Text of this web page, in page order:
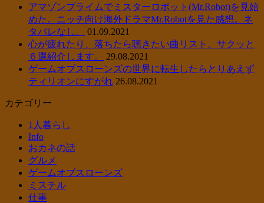
アマゾンプライムでミスターロボット(Mr.Robot)を見始
めた。ニッチ向け海外ドラマMr.Robotを見た感想。ネ
タバレなし。
01.09.2021
心が疲れたり、落ちたら聴きたい曲リスト。サクッと
６選紹介します。
29.08.2021
ゲームオブスローンズの世界に転生したらとりあえず
ティリオンにすがれ 26.08.2021
カテゴリー
1人暮らし
Info
おカネの話
グルメ
ゲームオブスローンズ
ミスチル
仕事